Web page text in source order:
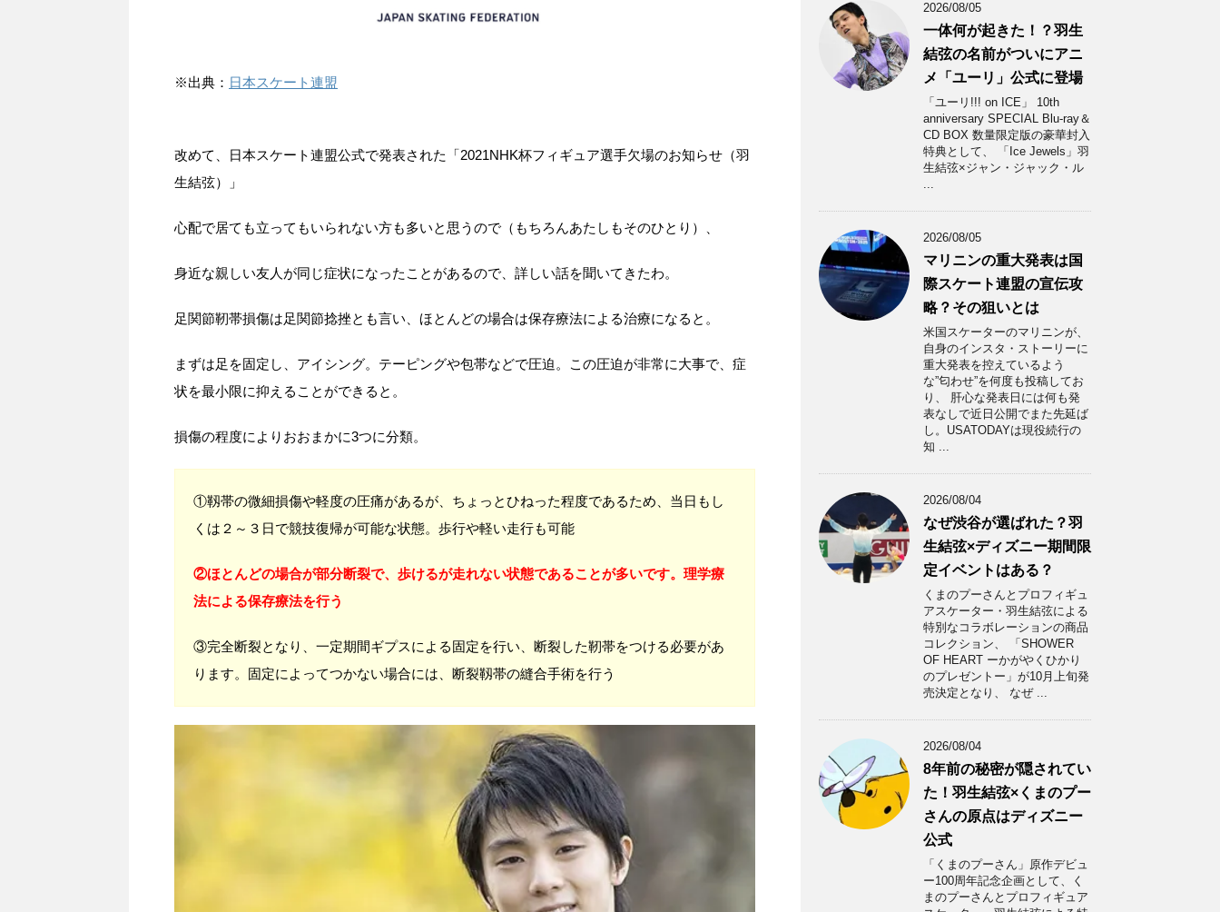
※出典： 日本スケート連盟
改めて、日本スケート連盟公式で発表された「2021NHK杯フィギュア選手欠場のお知らせ（羽
生結弦）」
心配で居ても立ってもいられない方も多いと思うので（もちろんあたしもそのひとり）、
身近な親しい友人が同じ症状になったことがあるので、詳しい話を聞いてきたわ。
足関節靭帯損傷は足関節捻挫とも言い、ほとんどの場合は保存療法による治療になると。
まずは足を固定し、アイシング。テーピングや包帯などで圧迫。この圧迫が非常に大事で、症
状を最小限に抑えることができると。
損傷の程度によりおおまかに3つに分類。
①靱帯の微細損傷や軽度の圧痛があるが、ちょっとひねった程度であるため、当日もし
くは２～３日で競技復帰が可能な状態。歩行や軽い走行も可能
②ほとんどの場合が部分断裂で、歩けるが走れない状態であることが多いです。理学療
法による保存療法を行う
③完全断裂となり、一定期間ギプスによる固定を行い、断裂した靭帯をつける必要があ
ります。固定によってつかない場合には、断裂靱帯の縫合手術を行う
2026/08/05
一体何が起きた！？羽生
結弦の名前がついにアニ
メ「ユーリ」公式に登場
「ユーリ!!! on ICE」 10th
anniversary SPECIAL Blu-ray＆
CD BOX 数量限定版の豪華封入
特典として、 「Ice Jewels」羽
生結弦×ジャン・ジャック・ル
...
2026/08/05
マリニンの重大発表は国
際スケート連盟の宣伝攻
略？その狙いとは
米国スケーターのマリニンが、
自身のインスタ・ストーリーに
重大発表を控えているよう
な”匂わせ”を何度も投稿してお
り、 肝心な発表日には何も発
表なしで近日公開でまた先延ば
し。USATODAYは現役続行の
知 ...
2026/08/04
なぜ渋谷が選ばれた？羽
生結弦×ディズニー期間限
定イベントはある？
くまのプーさんとプロフィギュ
アスケーター・羽生結弦による
特別なコラボレーションの商品
コレクション、 「SHOWER
OF HEART ーかがやくひかり
のプレゼントー」が10月上旬発
売決定となり、 なぜ ...
2026/08/04
8年前の秘密が隠されてい
た！羽生結弦×くまのプー
さんの原点はディズニー
公式
「くまのプーさん」原作デビュ
ー100周年記念企画として、く
まのプーさんとプロフィギュア